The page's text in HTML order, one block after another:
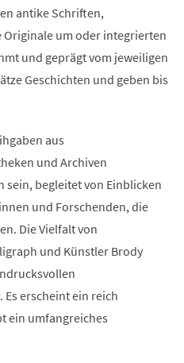
antike Schriften,
um oder integrierten
und geprägt vom jeweiligen
Geschichten und geben bis
aus
und Archiven
sein, begleitet von Einblicken
und Forschenden, die
Die Vielfalt von
und Künstler Brody
erscheint ein reich
ein umfangreiches